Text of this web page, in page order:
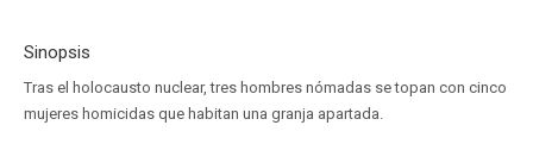
Sinopsis
Tras el holocausto nuclear, tres hombres nómadas se topan con cinco
mujeres homicidas que habitan una granja apartada.